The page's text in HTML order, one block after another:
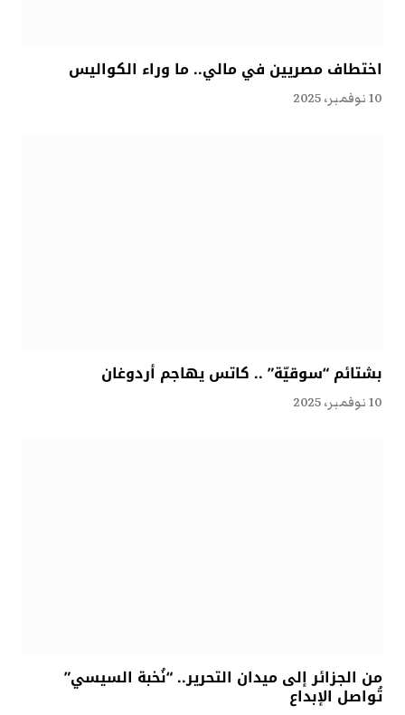
اختطاف مصريين في مالي.. ما وراء الكواليس
10 نوفمبر، 2025
بشتائم “سوقيّة” .. كاتس يهاجم أردوغان
10 نوفمبر، 2025
من الجزائر إلى ميدان التحرير.. “نُخبة السيسي”
تُواصل الإبداع